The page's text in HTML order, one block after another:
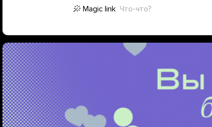
Magic link Что-что?